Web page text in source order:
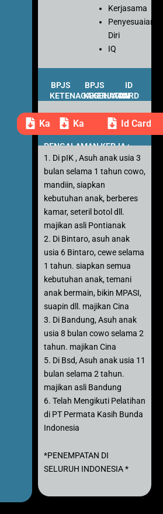
Kerjasama
Penyesuaian
Diri
IQ
BPJS
KETENAGAKERJAAN
BPJS
KESEHATAN
ID
CARD
Kartu PesertaKartu PesertaId Card
PENGALAMAN KERJA :
1. Di pIK , Asuh anak usia 3
bulan selama 1 tahun cowo,
mandiin, siapkan
kebutuhan anak, berberes
kamar, seteril botol dll.
majikan asli Pontianak
2. Di Bintaro, asuh anak
usia 6 Bintaro, cewe selama
1 tahun. siapkan semua
kebutuhan anak, temani
anak bermain, bikin MPASI,
suapin dll. majikan Cina
3. Di Bandung, Asuh anak
usia 8 bulan cowo selama 2
tahun. majikan Cina
5. Di Bsd, Asuh anak usia 11
bulan selama 2 tahun.
majikan asli Bandung
6. Telah Mengikuti Pelatihan
di PT Permata Kasih Bunda
Indonesia
*PENEMPATAN DI
SELURUH INDONESIA *